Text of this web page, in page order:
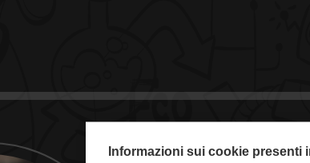
#OltrApe2021
Informazioni sui cookie presenti